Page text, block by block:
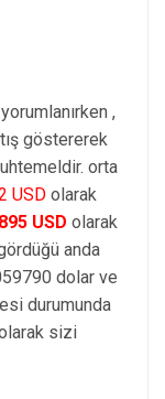
,
göstererek
orta
USD olarak
USD olarak
anda
dolar ve
durumunda
sizi